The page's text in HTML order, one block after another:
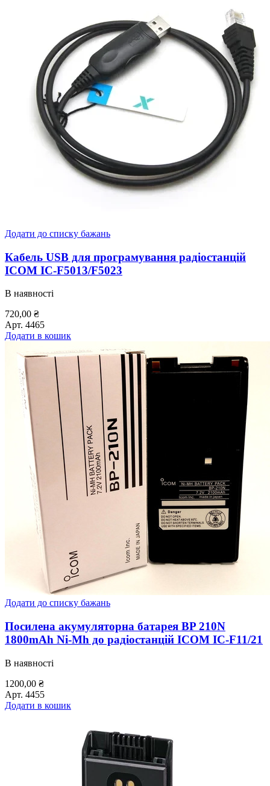
Додати до списку бажань
Кабель USB для програмування радіостанцій
ICOM IC-F5013/F5023
В наявності
720,00 ₴
Арт. 4465
Додати в кошик
Додати до списку бажань
Посилена акумуляторна батарея BP 210N
1800mAh Ni-Mh до радіостанцій ICOM IC-F11/21
В наявності
1200,00 ₴
Арт. 4455
Додати в кошик